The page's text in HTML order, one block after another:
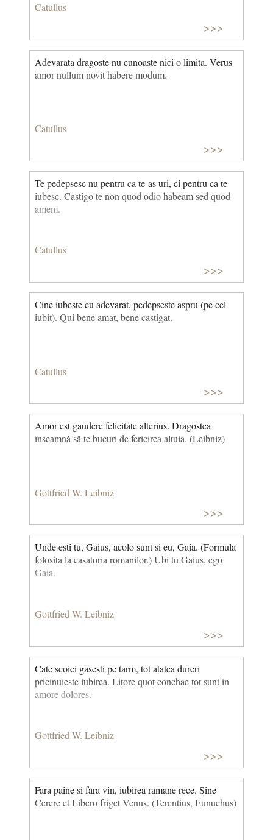
Catullus
>>>
Adevarata dragoste nu cunoaste nici o limita. Verus
amor nullum novit habere modum.
Catullus
>>>
Te pedepsesc nu pentru ca te-as uri, ci pentru ca te
iubesc. Castigo te non quod odio habeam sed quod
amem.
Catullus
>>>
Cine iubeste cu adevarat, pedepseste aspru (pe cel
iubit). Qui bene amat, bene castigat.
Catullus
>>>
Amor est gaudere felicitate alterius. Dragostea
înseamnă să te bucuri de fericirea altuia. (Leibniz)
Gottfried W. Leibniz
>>>
Unde esti tu, Gaius, acolo sunt si eu, Gaia. (Formula
folosita la casatoria romanilor.) Ubi tu Gaius, ego
Gaia.
Gottfried W. Leibniz
>>>
Cate scoici gasesti pe tarm, tot atatea dureri
pricinuieste iubirea. Litore quot conchae tot sunt in
amore dolores.
Gottfried W. Leibniz
>>>
Fara paine si fara vin, iubirea ramane rece. Sine
Cerere et Libero friget Venus. (Terentius, Eunuchus)